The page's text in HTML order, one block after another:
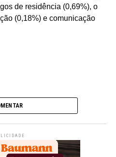
de residência (0,69%), o
(0,18%) e comunicação